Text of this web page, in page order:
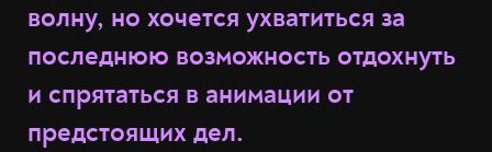
волну, но хочется ухватиться за
последнюю возможность отдохнуть
и спрятаться в анимации от
предстоящих дел.